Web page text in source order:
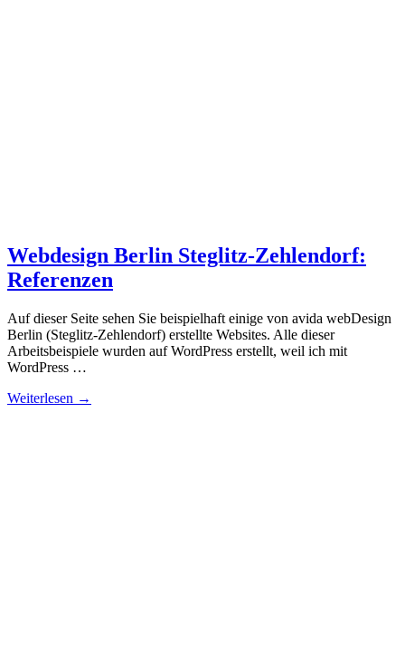
Webdesign Berlin Steglitz-Zehlendorf:
Referenzen
Auf dieser Seite sehen Sie beispielhaft einige von avida webDesign
Berlin (Steglitz-Zehlendorf) erstellte Websites. Alle dieser
Arbeitsbeispiele wurden auf WordPress erstellt, weil ich mit
WordPress …
Weiterlesen →